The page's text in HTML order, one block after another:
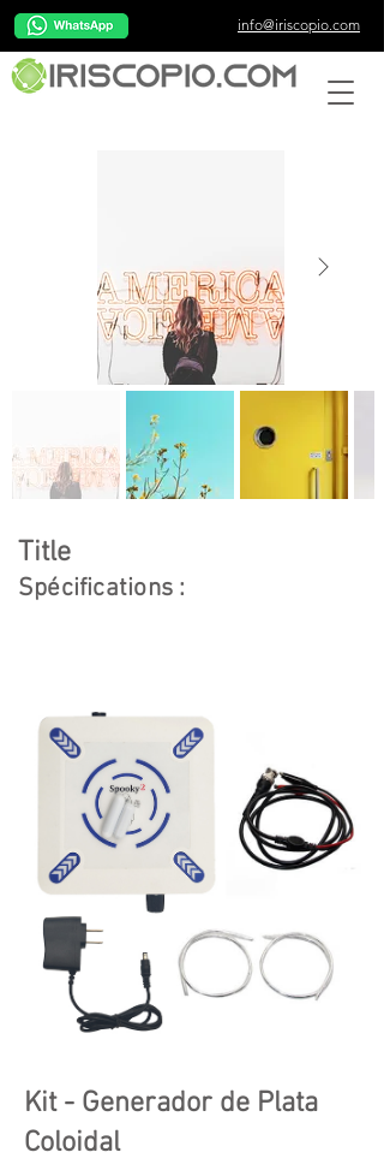
info@iriscopio.com
Title
Spécifications :
Kit - Generador de Plata
Coloidal